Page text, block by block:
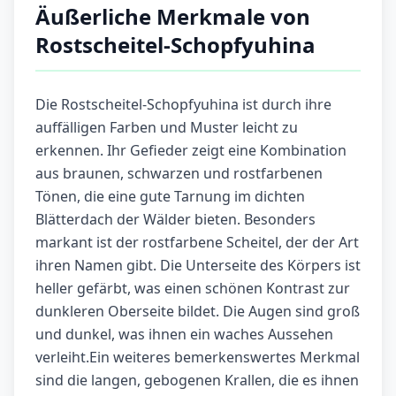
Äußerliche Merkmale von
Rostscheitel-Schopfyuhina
Die Rostscheitel-Schopfyuhina ist durch ihre
auffälligen Farben und Muster leicht zu
erkennen. Ihr Gefieder zeigt eine Kombination
aus braunen, schwarzen und rostfarbenen
Tönen, die eine gute Tarnung im dichten
Blätterdach der Wälder bieten. Besonders
markant ist der rostfarbene Scheitel, der der Art
ihren Namen gibt. Die Unterseite des Körpers ist
heller gefärbt, was einen schönen Kontrast zur
dunkleren Oberseite bildet. Die Augen sind groß
und dunkel, was ihnen ein waches Aussehen
verleiht.Ein weiteres bemerkenswertes Merkmal
sind die langen, gebogenen Krallen, die es ihnen